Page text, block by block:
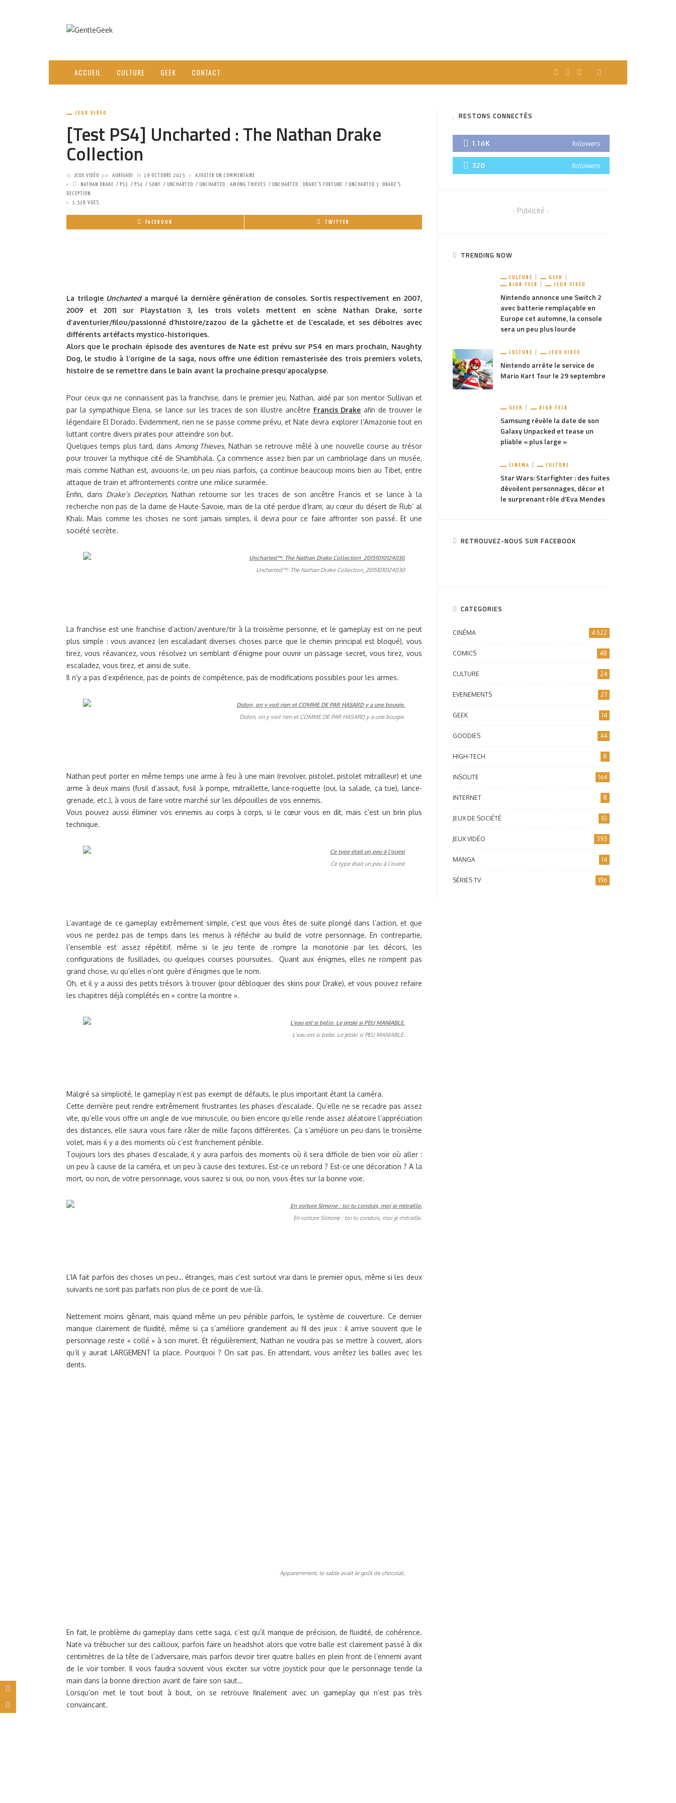
ACCUEIL CULTURE GEEK CONTACT
JEUX VIDÉO
[Test PS4] Uncharted : The Nathan Drake
Collection
JEUX VIDÉO par AURIGABI le 19 OCTOBRE 2015
AJOUTER UN COMMENTAIRE
NATHAN DRAKE
PS3 PS4 SONY UNCHARTED UNCHARTED : AMONG THIEVES UNCHARTED : DRAKE'S FORTUNE
UNCHARTED 3: DRAKE'S
DECEPTION
1.51K VUES
FACEBOOK TWITTER
La trilogie Uncharteda marqué la dernière génération de consoles. Sortis respectivement en 2007,
2009 et 2011 sur Playstation 3, les trois volets mettent en scène Nathan Drake, sorte
d’aventurier/filou/passionné d’histoire/zazou de la gâchette et de l’escalade, et ses déboires avec
différents artéfacts mystico-historiques.
Alors que le prochain épisode des aventures de Nate est prévu sur PS4 en mars prochain, Naughty
Dog, le studio à l’origine de la saga, nous offre une édition remasterisée des trois premiers volets,
histoire de se remettre dans le bain avant la prochaine presqu’apocalypse.
Pour ceux qui ne connaissent pas la franchise, dans le premier jeu, Nathan, aidé par son mentor Sullivan et
par la sympathique Elena, se lance sur les traces de son illustre ancêtre Francis Drake afin de trouver le
légendaire El Dorado. Evidemment, rien ne se passe comme prévu, et Nate devra explorer l’Amazonie tout en
luttant contre divers pirates pour atteindre son but.
Quelques temps plus tard, dans Among Thieves, Nathan se retrouve mêlé à une nouvelle course au trésor
pour trouver la mythique cité de Shambhala. Ça commence assez bien par un cambriolage dans un musée,
mais comme Nathan est, avouons-le, un peu niais parfois, ça continue beaucoup moins bien au Tibet, entre
attaque de train et affrontements contre une milice surarmée.
Enfin, dans Drake’s Deception, Nathan retourne sur les traces de son ancêtre Francis et se lance à la
recherche non pas de la dame de Haute-Savoie, mais de la cité perdue d’Iram, au cœur du désert de Rub’ al
Khali. Mais comme les choses ne sont jamais simples, il devra pour ce faire affronter son passé. Et une
société secrète.
Uncharted™: The Nathan Drake Collection_20151010124030
La franchise est une franchise d’action/aventure/tir à la troisième personne, et le gameplay est on ne peut
plus simple : vous avancez (en escaladant diverses choses parce que le chemin principal est bloqué), vous
tirez, vous réavancez, vous résolvez un semblant d’énigme pour ouvrir un passage secret, vous tirez, vous
escaladez, vous tirez, et ainsi de suite.
Il n’y a pas d’expérience, pas de points de compétence, pas de modifications possibles pour les armes.
Didon, on y voit rien et COMME DE PAR HASARD y a une bougie.
Nathan peut porter en même temps une arme à feu à une main (revolver, pistolet, pistolet mitrailleur) et une
arme à deux mains (fusil d’assaut, fusil à pompe, mitraillette, lance-roquette (oui, la salade, ça tue), lance-
grenade, etc.), à vous de faire votre marché sur les dépouilles de vos ennemis.
Vous pouvez aussi éliminer vos ennemis au corps à corps, si le cœur vous en dit, mais c’est un brin plus
technique.
Ce type était un peu à l’ouest
L’avantage de ce gameplay extrêmement simple, c’est que vous êtes de suite plongé dans l’action, et que
vous ne perdez pas de temps dans les menus à réfléchir au build de votre personnage. En contrepartie,
l’ensemble est assez répétitif, même si le jeu tente de rompre la monotonie par les décors, les
configurations de fusillades, ou quelques courses poursuites. Quant aux énigmes, elles ne rompent pas
grand chose, vu qu’elles n’ont guère d’énigmes que le nom.
Oh, et il y a aussi des petits trésors à trouver (pour débloquer des skins pour Drake), et vous pouvez refaire
les chapitres déjà complétés en « contre la montre ».
L’eau est si belle. Le jetski si PEU MANIABLE.
Malgré sa simplicité, le gameplay n’est pas exempt de défauts, le plus important étant la caméra.
Cette dernière peut rendre extrêmement frustrantes les phases d’escalade. Qu’elle ne se recadre pas assez
vite, qu’elle vous offre un angle de vue minuscule, ou bien encore qu’elle rende assez aléatoire l’appréciation
des distances, elle saura vous faire râler de mille façons différentes. Ça s’améliore un peu dans le troisième
volet, mais il y a des moments où c’est franchement pénible.
Toujours lors des phases d’escalade, il y aura parfois des moments où il sera difficile de bien voir où aller :
un peu à cause de la caméra, et un peu à cause des textures. Est-ce un rebord ? Est-ce une décoration ? A la
mort, ou non, de votre personnage, vous saurez si oui, ou non, vous êtes sur la bonne voie.
En voiture Simone : toi tu conduis, moi je mitraille.
L’IA fait parfois des choses un peu… étranges, mais c’est surtout vrai dans le premier opus, même si les deux
suivants ne sont pas parfaits non plus de ce point de vue-là.
Nettement moins gênant, mais quand même un peu pénible parfois, le système de couverture. Ce dernier
manque clairement de fluidité, même si ça s’améliore grandement au fil des jeux : il arrive souvent que le
personnage reste « collé » à son muret. Et régulièrement, Nathan ne voudra pas se mettre à couvert, alors
qu’il y aurait LARGEMENT la place. Pourquoi ? On sait pas. En attendant, vous arrêtez les balles avec les
dents.
Apparemment, le sable avait le goût de chocolat.
En fait, le problème du gameplay dans cette saga, c’est qu’il manque de précision, de fluidité, de cohérence.
Nate va trébucher sur des cailloux, parfois faire un headshot alors que votre balle est clairement passé à dix
centimètres de la tête de l’adversaire, mais parfois devoir tirer quatre balles en plein front de l’ennemi avant
de le voir tomber. Il vous faudra souvent vous exciter sur votre joystick pour que le personnage tende la
main dans la bonne direction avant de faire son saut…
Lorsqu’on met le tout bout à bout, on se retrouve finalement avec un gameplay qui n’est pas très
convaincant.
RESTONS CONNECTÉS
1.16K followers
320 followers
- Publicité -
TRENDING NOW
CULTURE
GEEK
HIGH-TECH
JEUX VIDÉO
Nintendo annonce une Switch 2
avec batterie remplaçable en
Europe cet automne, la console
sera un peu plus lourde
CULTURE JEUX VIDÉO
Nintendo arrête le service de
Mario Kart Tour le 29 septembre
GEEK HIGH-TECH
Samsung révèle la date de son
Galaxy Unpacked et tease un
pliable « plus large »
CINÉMA CULTURE
Star Wars: Starfighter : des fuites
dévoilent personnages, décor et
le surprenant rôle d’Eva Mendes
RETROUVEZ-NOUS SUR FACEBOOK
CATEGORIES
CINÉMA 4 522
COMICS 48
CULTURE 24
EVENEMENTS 27
GEEK 14
GOODIES 44
HIGH-TECH 8
INSOLITE 164
INTERNET 8
JEUX DE SOCIÉTÉ 10
JEUX VIDÉO 393
MANGA 14
SÉRIES TV 196